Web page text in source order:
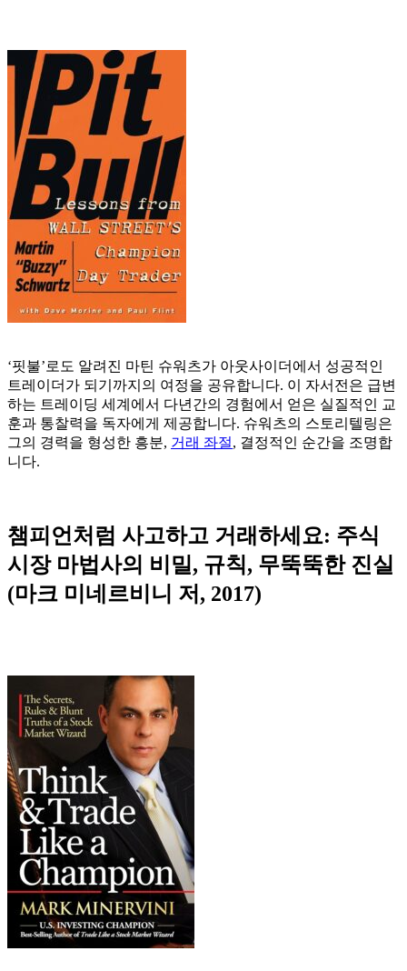
‘핏불’로도 알려진 마틴 슈워츠가 아웃사이더에서 성공적인
트레이더가 되기까지의 여정을 공유합니다. 이 자서전은 급변
하는 트레이딩 세계에서 다년간의 경험에서 얻은 실질적인 교
훈과 통찰력을 독자에게 제공합니다. 슈워츠의 스토리텔링은
그의 경력을 형성한 흥분, 거래 좌절, 결정적인 순간을 조명합
니다.
챔피언처럼 사고하고 거래하세요: 주식
시장 마법사의 비밀, 규칙, 무뚝뚝한 진실
(마크 미네르비니 저, 2017)